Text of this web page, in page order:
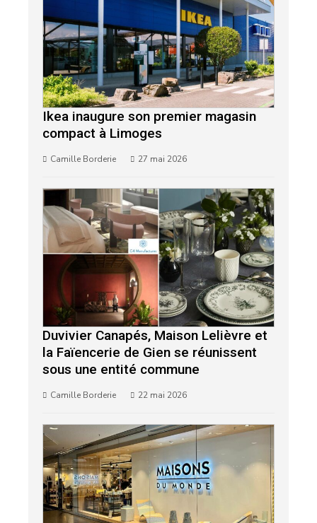
Ikea inaugure son premier magasin
compact à Limoges
Camille Borderie 27 mai 2026
Duvivier Canapés, Maison Lelièvre et
la Faïencerie de Gien se réunissent
sous une entité commune
Camille Borderie 22 mai 2026